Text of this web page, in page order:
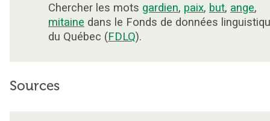
Chercher les mots gardien, paix, but, ange,
mitaine dans le Fonds de données
du Québec (FDLQ).
Sources